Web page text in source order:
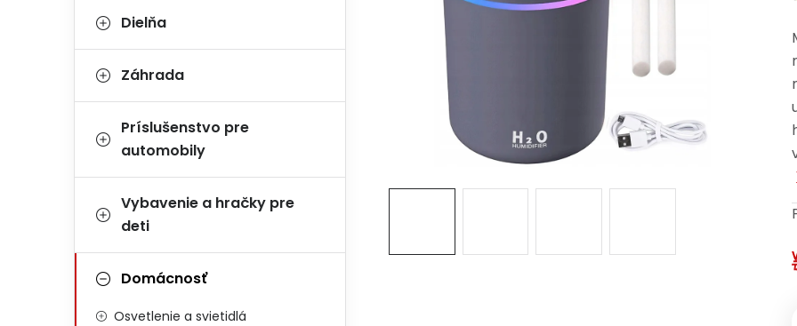
Dielňa
Záhrada
Príslušenstvo pre
automobily
Vybavenie a hračky pre
deti
Domácnosť
Osvetlenie a svietidlá